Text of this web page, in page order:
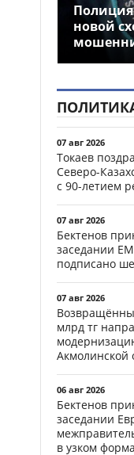
новой
07 авг 2026
Токаев
Северо-
с 90-летием
07 авг 2026
Бектенов
заседании
подписано
07 авг 2026
млрд тг
Акмолинской
06 авг 2026
Бектенов
заседании
в узком